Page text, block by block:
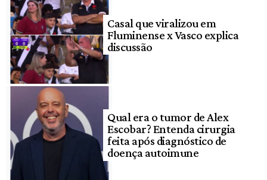
Casal que viralizou em
Fluminense x Vasco explica
discussão
Qual era o tumor de Alex
Escobar? Entenda cirurgia
feita após diagnóstico de
doença autoimune